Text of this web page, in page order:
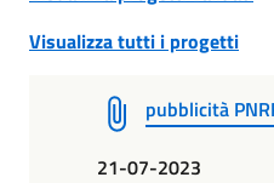
Visualizza tutti i progetti
pubblicità
21-07-2023